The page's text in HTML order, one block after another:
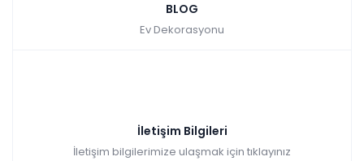
BLOG
Ev Dekorasyonu
İletişim Bilgileri
İletişim bilgilerimize ulaşmak için tıklayınız